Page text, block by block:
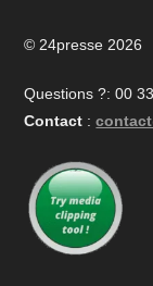
© 24presse 2026
Questions ?: 00
Contact :